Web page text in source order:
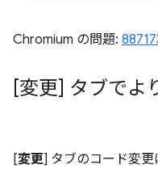
Chromium の問題:
[変更] タブでよ
[変更] タブのコード変更